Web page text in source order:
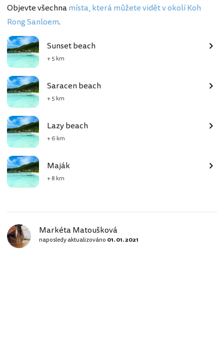
Objevte všechnamísta, která můžete vidět v okolí Koh
Rong Sanloem.
Sunset beach
+ 5 km
Saracen beach
+ 5 km
Lazy beach
+ 6 km
Maják
+ 8 km
Markéta Matoušková
naposledy aktualizováno 01. 01. 2021